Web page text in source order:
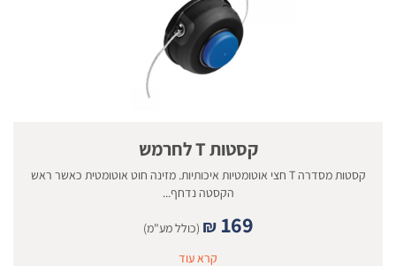
קסטות T לחרמש
קסטות מסדרה T חצי אוטומטיות איכותיות. מזינה חוט אוטומטית כאשר ראש
הקסטה נדחף...
₪ 169
(כולל מע"מ)
קרא עוד